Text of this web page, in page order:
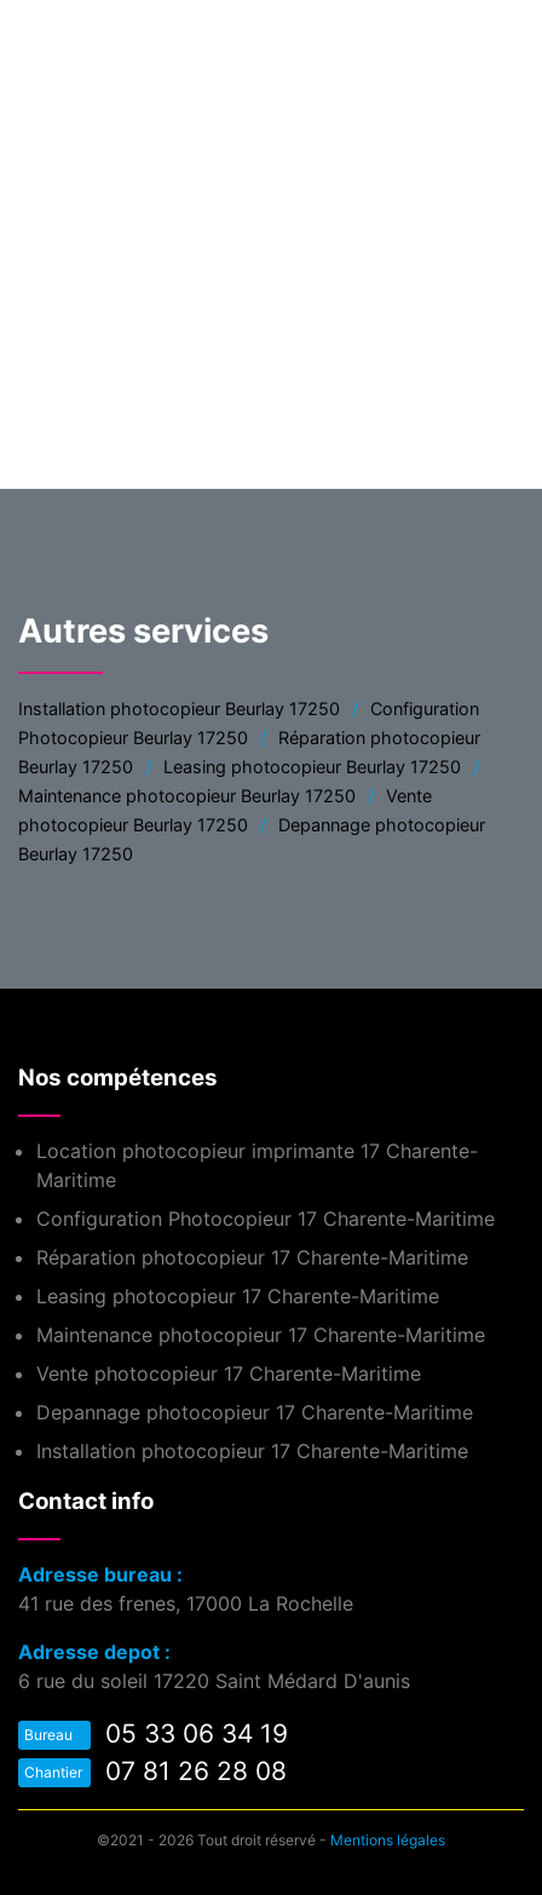
Autres services
Installation photocopieur Beurlay 17250
Configuration
Photocopieur Beurlay 17250
Réparation photocopieur
Beurlay 17250
Leasing photocopieur Beurlay 17250
Maintenance photocopieur Beurlay 17250
Vente
photocopieur Beurlay 17250
Depannage photocopieur
Beurlay 17250
Nos compétences
Location photocopieur imprimante 17 Charente-
Maritime
Configuration Photocopieur 17 Charente-Maritime
Réparation photocopieur 17 Charente-Maritime
Leasing photocopieur 17 Charente-Maritime
Maintenance photocopieur 17 Charente-Maritime
Vente photocopieur 17 Charente-Maritime
Depannage photocopieur 17 Charente-Maritime
Installation photocopieur 17 Charente-Maritime
Contact info
Adresse bureau :
41 rue des frenes, 17000 La Rochelle
Adresse depot :
6 rue du soleil 17220 Saint Médard D'aunis
Bureau 05 33 06 34 19
Chantier 07 81 26 28 08
©2021 - 2026 Tout droit réservé - Mentions légales